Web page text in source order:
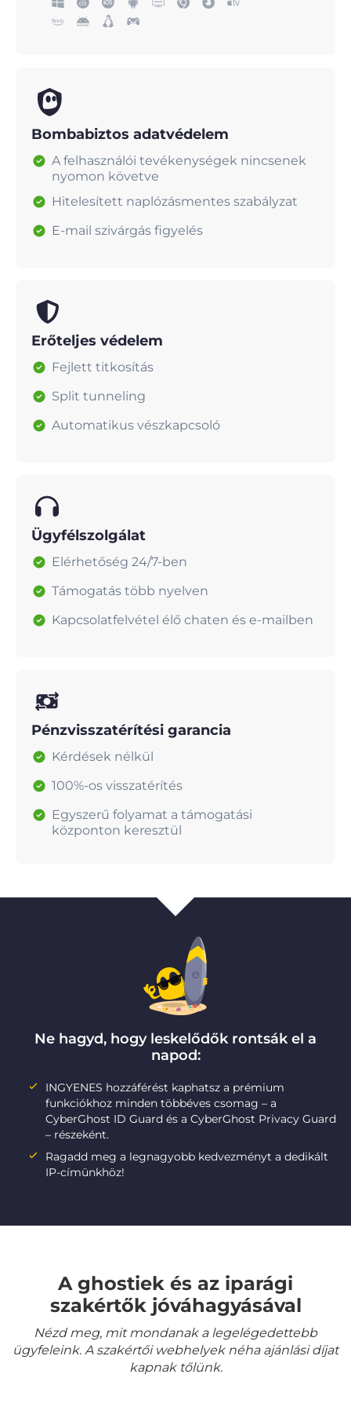
Bombabiztos adatvédelem
A felhasználói tevékenységek nincsenek
nyomon követve
Hitelesített naplózásmentes szabályzat
E-mail szivárgás figyelés
Erőteljes védelem
Fejlett titkosítás
Split tunneling
Automatikus vészkapcsoló
Ügyfélszolgálat
Elérhetőség 24/7-ben
Támogatás több nyelven
Kapcsolatfelvétel élő chaten és e-mailben
Pénzvisszatérítési garancia
Kérdések nélkül
100%-os visszatérítés
Egyszerű folyamat a támogatási
központon keresztül
Ne hagyd, hogy leskelődők rontsák el a
napod:
INGYENES hozzáférést kaphatsz a prémium
funkciókhoz minden többéves csomag – a
CyberGhost ID Guard és a CyberGhost Privacy Guard
– részeként.
Ragadd meg a legnagyobb kedvezményt a dedikált
IP-címünkhöz!
A ghostiek és az iparági
szakértők jóváhagyásával
Nézd meg, mit mondanak a legelégedettebb
ügyfeleink. A szakértői webhelyek néha ajánlási díjat
kapnak tőlünk.